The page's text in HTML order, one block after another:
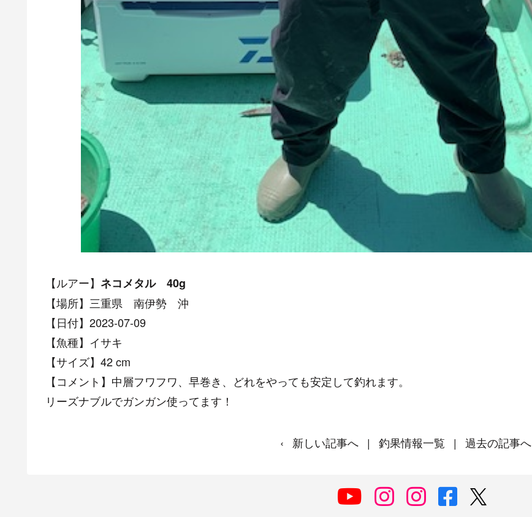
【ルアー】 ネコメタル 40g
【場所】三重県 南伊勢 沖
【日付】2023-07-09
【魚種】イサキ
【サイズ】42 cm
【コメント】中層フワフワ、早巻き、どれをやっても安定して釣れます。
リーズナブルでガンガン使ってます！
‹ 新しい記事へ | 釣果情報一覧 | 過去の記事へ